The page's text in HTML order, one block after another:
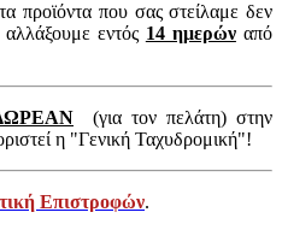
προϊόντα που σας στείλαμε δεν
εντός 14 ημερώναπό
(για τον πελάτη) στην
η "Γενική Ταχυδρομική"!
Επιστροφών.